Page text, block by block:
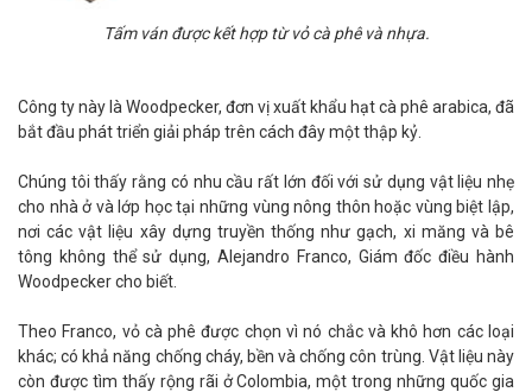
Tấm ván được kết hợp từ vỏ cà phê và nhựa.
Công ty này là Woodpecker, đơn vị xuất khẩu hạt cà phê arabica, đã
bắt đầu phát triển giải pháp trên cách đây một thập kỷ.
Chúng tôi thấy rằng có nhu cầu rất lớn đối với sử dụng vật liệu nhẹ
cho nhà ở và lớp học tại những vùng nông thôn hoặc vùng biệt lập,
nơi các vật liệu xây dựng truyền thống như gạch, xi măng và bê
tông không thể sử dụng, Alejandro Franco, Giám đốc điều hành
Woodpecker cho biết.
Theo Franco, vỏ cà phê được chọn vì nó chắc và khô hơn các loại
khác; có khả năng chống cháy, bền và chống côn trùng. Vật liệu này
còn được tìm thấy rộng rãi ở Colombia, một trong những quốc gia